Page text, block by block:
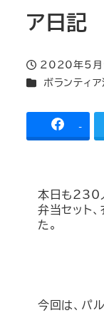
ア日記
投稿日
2020年5月
カテゴリー
ボランティ
-
本日も230
弁当セット
た。
今回は、パ